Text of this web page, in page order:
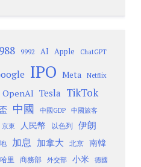
9992 AI Apple ChatGPT
IPO Meta Netflix
OpenAI Tesla TikTok
中國 中國GDP 中國旅客
京東 人民幣 以色列 伊朗
加息 加拿大 北京
南韓
哈里 商務部 外交部 小米 德國